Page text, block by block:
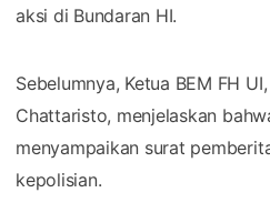
aksi di Bundaran HI.
Sebelumnya, Ketua BEM FH
Chattaristo, menjelaskan
menyampaikan surat
kepolisian.